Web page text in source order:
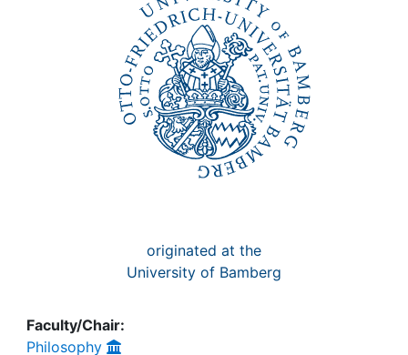
originated at the
University of Bamberg
Faculty/Chair:
Philosophy